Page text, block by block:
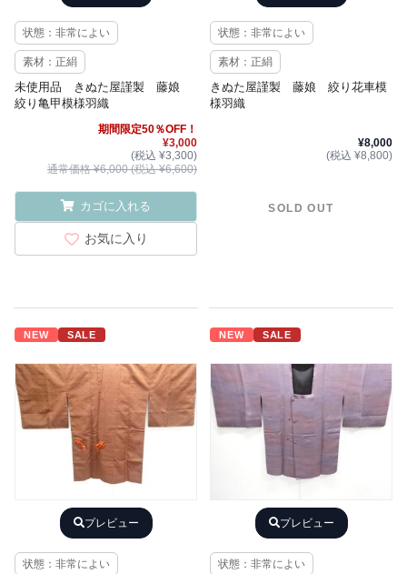
状態：非常によい
素材：正絹
未使用品 きぬた屋謹製 藤娘
絞り亀甲模様羽織
期間限定50％OFF！
¥3,000
(税込 ¥3,300)
通常価格 ¥6,000 (税込 ¥6,600)
カゴに入れる
お気に入り
状態：非常によい
素材：正絹
きぬた屋謹製 藤娘 絞り花車模
様羽織
¥8,000
(税込 ¥8,800)
SOLD OUT
NEW SALE
プレビュー
状態：非常によい
NEW SALE
プレビュー
状態：非常によい